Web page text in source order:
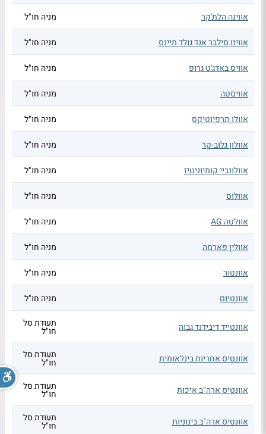
אווינה הלת'קר מניה חו"ל
אווינו סילבר אנד גולד מיינס מניה חו"ל
אוויס באדג'ט גרופ מניה חו"ל
אוויסטה מניה חו"ל
אוולו תרפיוטיקס מניה חו"ל
אוולון גלוב-קר מניה חו"ל
אוולונביי קומיוניטיז מניה חו"ל
אוולוס מניה חו"ל
אוולטה AG מניה חו"ל
אוולין פארמה מניה חו"ל
אוונטור מניה חו"ל
אוונטיום מניה חו"ל
אוונטייד דיבידנד גבוה תעודת סל
חו"ל
אוונטיס אחריות בינלאומית תעודת סל
חו"ל
אוונטיס ארה"ב איכות תעודת סל
חו"ל
אוונטיס ארה"ב בינוניות תעודת סל
חו"ל